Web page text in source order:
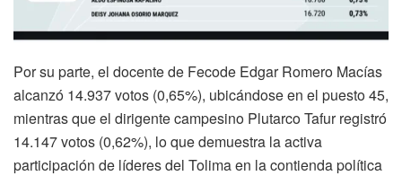
Por su parte, el docente de Fecode Edgar Romero Macías
alcanzó 14.937 votos (0,65%), ubicándose en el puesto 45,
mientras que el dirigente campesino Plutarco Tafur registró
14.147 votos (0,62%), lo que demuestra la activa
participación de líderes del Tolima en la contienda política